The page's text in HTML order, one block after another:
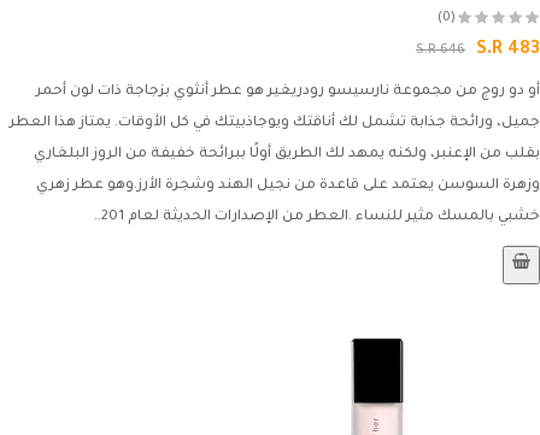
(0)
S.R 483
S.R 646
أو دو روج من مجموعة نارسيسو رودريغير هو عطر أنثوي بزجاجة ذات لون أحمر
جميل، ورائحة جذابة تشمل لك أناقتك ويوجاذبيتك في كل الأوقات. يمتاز هذا العطر
بقلب من الإعنبر، ولكنه يمهد لك الطريق أولًا ببرائحة خفيفة من الروز البلغاري
وزهرة السوسن يعتمد على قاعدة من نجيل الهند وشجرة الأرز.وهو عطر زهري
خشبي بالمسك مثير للنساء .العطر من الإصدارات الحديثة لعام 201..